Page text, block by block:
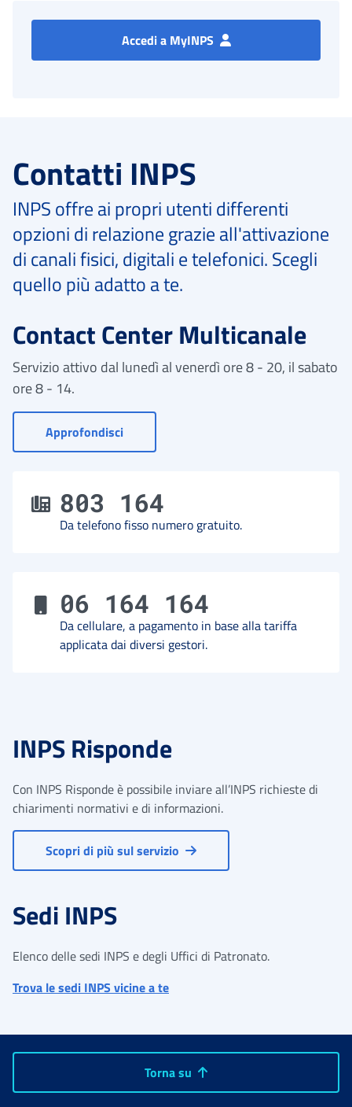
Accedi a MyINPS
Contatti INPS
INPS offre ai propri utenti differenti
opzioni di relazione grazie all'attivazione
di canali fisici, digitali e telefonici. Scegli
quello più adatto a te.
Contact Center Multicanale
Servizio attivo dal lunedì al venerdì ore 8 - 20, il sabato
ore 8 - 14.
Approfondisci- Vai a Contact Center
803 164
Da telefono fisso numero gratuito.
06 164 164
Da cellulare, a pagamento in base alla tariffa
applicata dai diversi gestori.
INPS Risponde
Con INPS Risponde è possibile inviare all’INPS richieste di
chiarimenti normativi e di informazioni.
Scopri di più sul servizio
Sedi INPS
Elenco delle sedi INPS e degli Uffici di Patronato.
Trova le sedi INPS vicine a te
Torna su